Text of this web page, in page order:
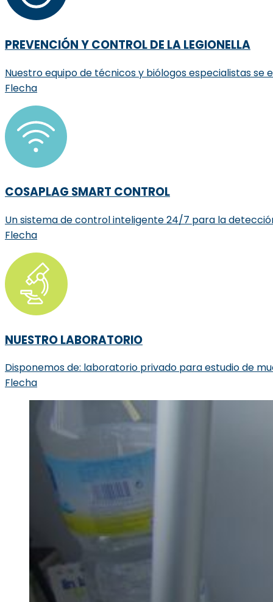
PREVENCIÓN Y CONTROL DE LA LEGIONELLA
Nuestro equipo de técnicos y biólogos especialistas se
Flecha
COSAPLAG SMART CONTROL
Un sistema de control inteligente 24/7 para la
Flecha
NUESTRO LABORATORIO
Disponemos de: laboratorio privado para estudio de
Flecha